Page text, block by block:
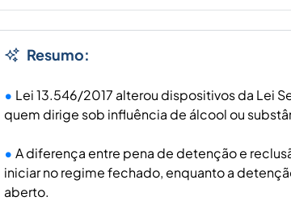
Resumo:
Lei 13.546/2017 alterou dispositivos da Lei
quem dirige sob influência de álcool ou
A diferença entre pena de detenção e
iniciar no regime fechado, enquanto a
aberto.